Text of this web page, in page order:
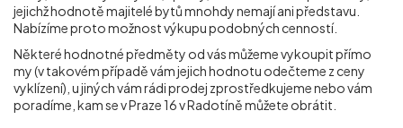
jejichž hodnotě majitelé bytů mnohdy nemají ani představu.
Nabízíme proto možnost výkupu podobných cenností.
Některé hodnotné předměty od vás můžeme vykoupit přímo
my (v takovém případě vám jejich hodnotu odečteme z ceny
vyklízení), u jiných vám rádi prodej zprostředkujeme nebo vám
poradíme, kam sev Praze 16 v Radotíněmůžete obrátit.